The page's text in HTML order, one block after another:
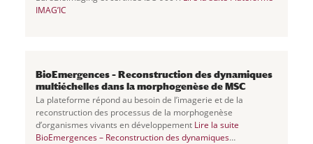
IMAG’IC
BioEmergences – Reconstruction des dynamiques
multiéchelles dans la morphogenèse de MSC
La plateforme répond au besoin de l’imagerie et de la
reconstruction des processus de la morphogenèse
d’organismes vivants en développement Lire la suite
BioEmergences – Reconstruction des dynamiques